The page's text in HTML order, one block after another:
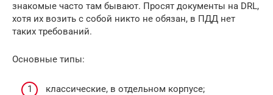
знакомые часто там бывают. Просят документы на DRL,
хотя их возить с собой никто не обязан, в ПДД нет
таких требований.
Основные типы:
классические, в отдельном корпусе;